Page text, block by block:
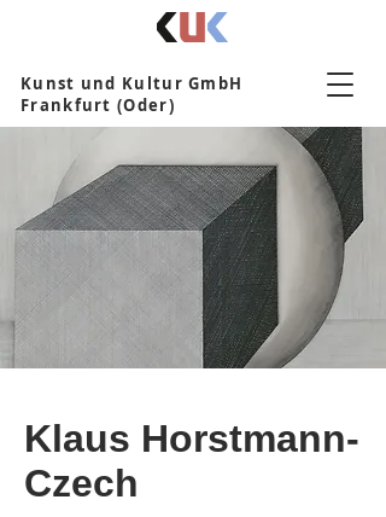
Kunst und Kultur GmbH
Frankfurt (Oder)
Klaus Horstmann-
Czech